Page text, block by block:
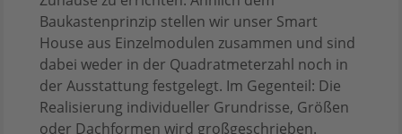
Baukastenprinzip stellen wir unser Smart
House aus Einzelmodulen zusammen und sind
dabei weder in der Quadratmeterzahl noch in
der Ausstattung festgelegt. Im Gegenteil: Die
Realisierung individueller Grundrisse, Größen
oder Dachformen wird großgeschrieben.